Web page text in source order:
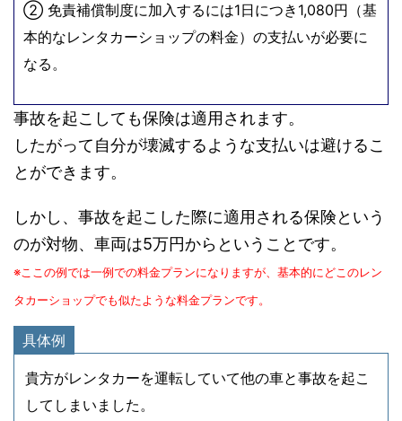
② 免責補償制度に加入するには1日につき1,080円（基
本的なレンタカーショップの料金）の支払いが必要に
なる。
事故を起こしても保険は適用されます。
したがって自分が壊滅するような支払いは避けるこ
とができます。
しかし、事故を起こした際に適用される保険という
のが対物、車両は5万円からということです。
※ここの例では一例での料金プランになりますが、基本的にどこのレン
タカーショップでも似たような料金プランです。
具体例
貴方がレンタカーを運転していて他の車と事故を起こ
してしまいました。